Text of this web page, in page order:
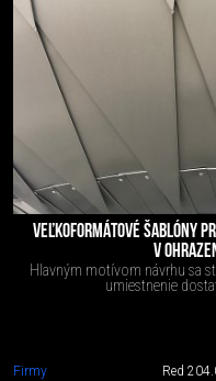
VEĽKOFORMÁTOVÉ ŠABLÓNY
V
Hlavným motívom návrhu sa
umiestnenie
Firmy Red 2